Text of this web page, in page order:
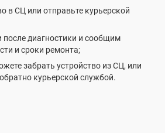
в СЦ или отправьте курьерской
диагностики и сообщим
и сроки ремонта;
забрать устройство из СЦ, или
курьерской службой.